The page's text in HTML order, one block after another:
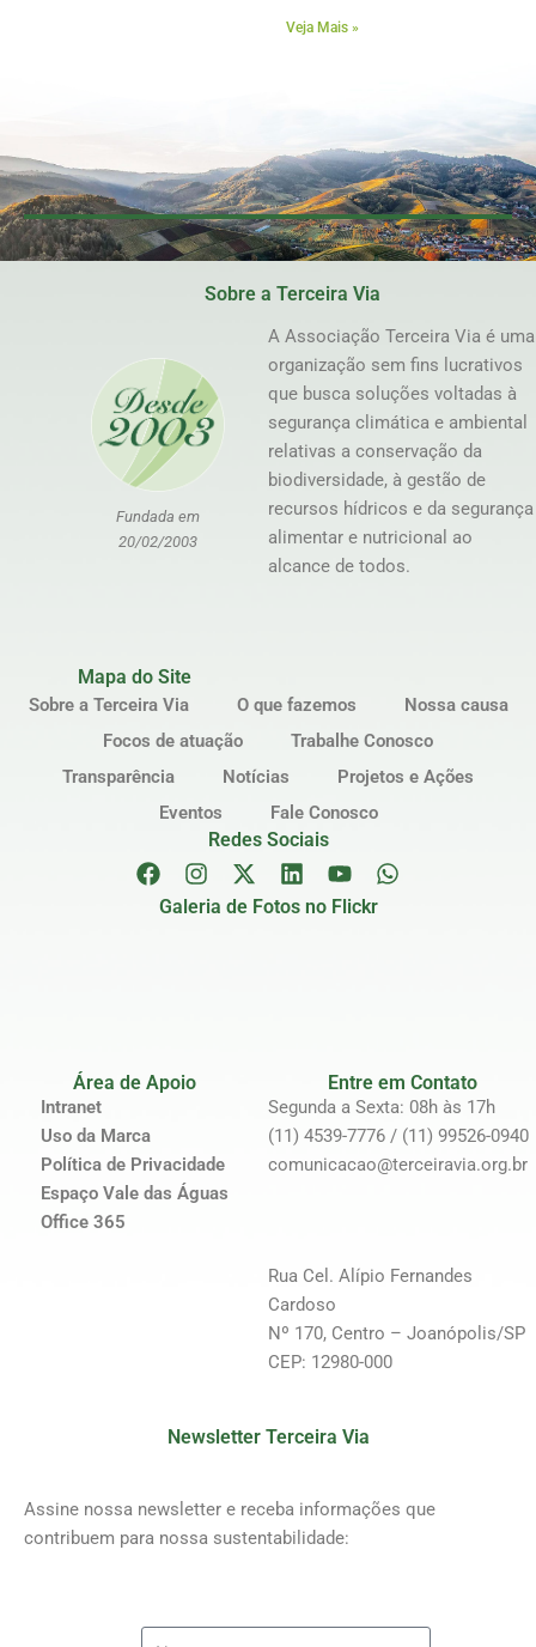
Veja Mais »
Sobre a Terceira Via
Fundada em
20/02/2003
A Associação Terceira Via é uma
organização sem fins lucrativos
que busca soluções voltadas à
segurança climática e ambiental
relativas a conservação da
biodiversidade, à gestão de
recursos hídricos e da segurança
alimentar e nutricional ao
alcance de todos.
Mapa do Site
Sobre a Terceira Via O que fazemos
Nossa causa
Focos de atuação
Trabalhe Conosco
Transparência
Notícias
Projetos e Ações
Eventos
Fale Conosco
Redes Sociais
Galeria de Fotos no Flickr
Área de Apoio
Intranet
Uso da Marca
Política de Privacidade
Espaço Vale das Águas
Office 365
Entre em Contato
Segunda a Sexta: 08h às 17h
(11) 4539-7776 / (11) 99526-0940
comunicacao@terceiravia.org.br
Rua Cel. Alípio Fernandes
Cardoso
Nº 170, Centro – Joanópolis/SP
CEP: 12980-000
Newsletter Terceira Via
Assine nossa newsletter e receba informações que
contribuem para nossa sustentabilidade: